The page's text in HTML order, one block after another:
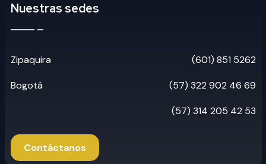
Nuestras sedes
Zipaquira (601) 851 5262
Bogotá (57) 322 902 46 69
(57) 314 205 42 53
Contáctanos